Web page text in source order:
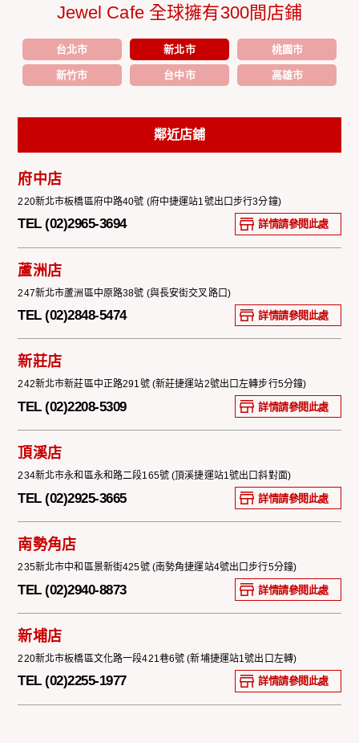
Jewel Cafe 全球擁有300間店鋪
台北市 新北市 桃園市
新竹市 台中市 高雄市
鄰近店鋪
府中店
220新北市板橋區府中路40號 (府中捷運站1號出口步行3分鐘)
TEL (02)2965-3694 詳情請參閱此處
蘆洲店
247新北市蘆洲區中原路38號 (與長安街交叉路口)
TEL (02)2848-5474 詳情請參閱此處
新莊店
242新北市新莊區中正路291號 (新莊捷運站2號出口左轉步行5分鐘)
TEL (02)2208-5309 詳情請參閱此處
頂溪店
234新北市永和區永和路二段165號 (頂溪捷運站1號出口斜對面)
TEL (02)2925-3665 詳情請參閱此處
南勢角店
235新北市中和區景新街425號 (南勢角捷運站4號出口步行5分鐘)
TEL (02)2940-8873 詳情請參閱此處
新埔店
220新北市板橋區文化路一段421巷6號 (新埔捷運站1號出口左轉)
TEL (02)2255-1977 詳情請參閱此處